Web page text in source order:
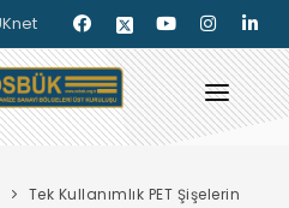
Tek Kullanımlık PET Şişelerin